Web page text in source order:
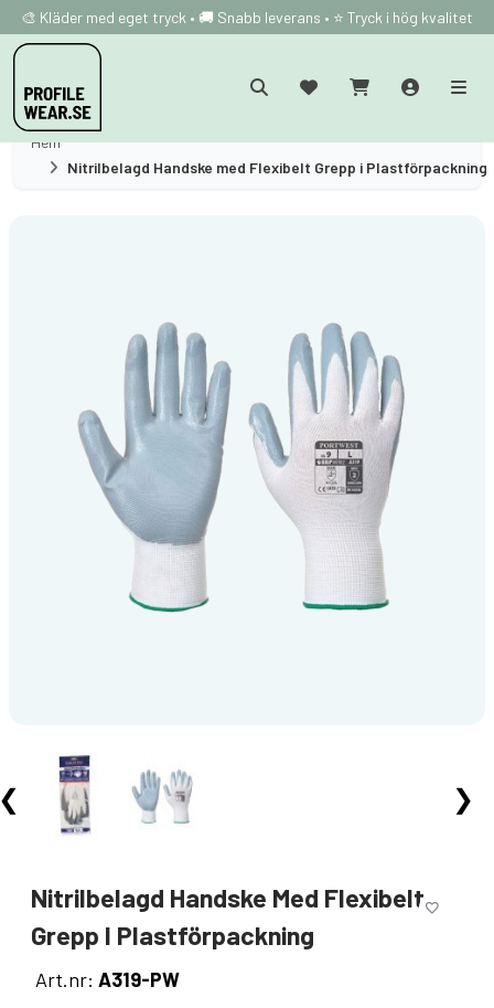
🎨 Kläder med eget tryck • 🚚 Snabb leverans • ⭐ Tryck i hög kvalitet
Hem
Nitrilbelagd Handske med Flexibelt Grepp i Plastförpackning
❯
Nitrilbelagd Handske Med Flexibelt
Grepp I Plastförpackning
Art.nr: A319-PW